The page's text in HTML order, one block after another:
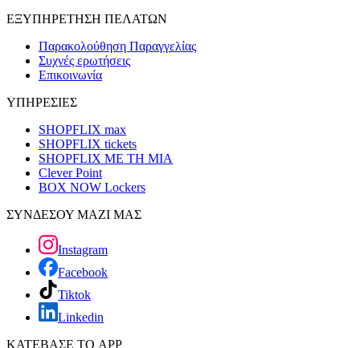
ΕΞΥΠΗΡΕΤΗΣΗ ΠΕΛΑΤΩΝ
Παρακολούθηση Παραγγελίας
Συχνές ερωτήσεις
Επικοινωνία
ΥΠΗΡΕΣΙΕΣ
SHOPFLIX max
SHOPFLIX tickets
SHOPFLIX ΜΕ ΤΗ ΜΙΑ
Clever Point
BOX NOW Lockers
ΣΥΝΔΕΣΟΥ ΜΑΖΙ ΜΑΣ
Instagram
Facebook
Tiktok
Linkedin
ΚΑΤΕΒΑΣΕ ΤΟ APP